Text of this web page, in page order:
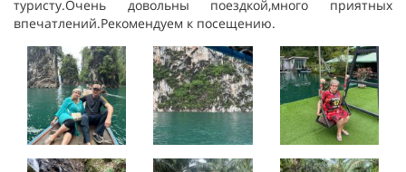
туристу.Очень довольны поездкой,много приятных
впечатлений.Рекомендуем к посещению.